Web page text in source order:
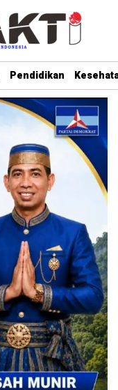
Pendidikan